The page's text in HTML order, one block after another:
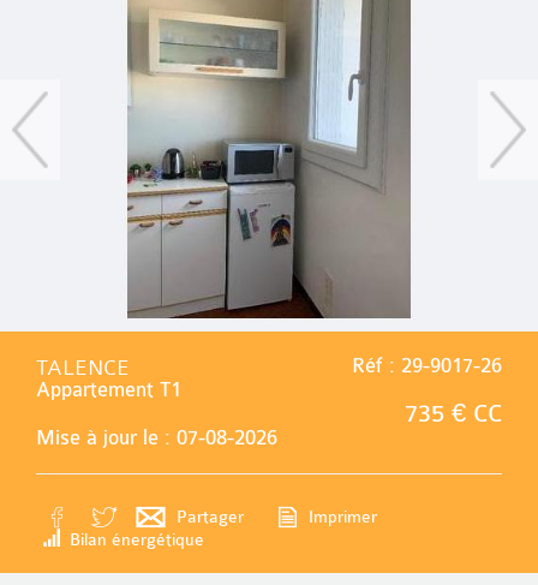
Réf : 29-9017-26
735 € CC
TALENCE
Appartement T1
Mise à jour le : 07-08-2026
Partager
Imprimer
Bilan énergétique